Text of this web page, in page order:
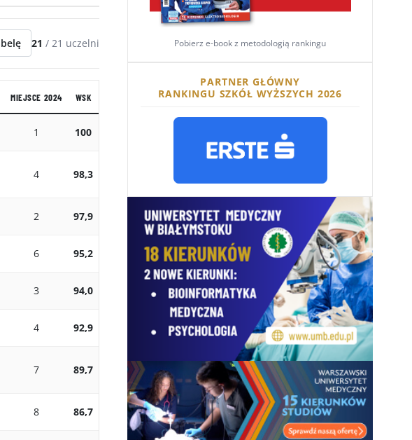
21 /21 uczelni
MIEJSCE 2024 WSK
1 100
4 98,3
2 97,9
6 95,2
3 94,0
4 92,9
7 89,7
8 86,7
Pobierz e-book z metodologią rankingu
PARTNER GŁÓWNY
RANKINGU SZKÓŁ WYŻSZYCH 2026